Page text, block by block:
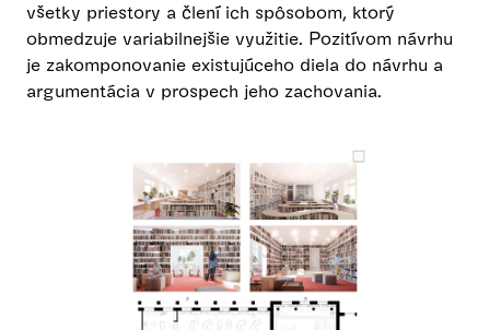
všetky priestory a člení ich spôsobom, ktorý
obmedzuje variabilnejšie využitie. Pozitívom návrhu
je zakomponovanie existujúceho diela do návrhu a
argumentácia v prospech jeho zachovania.